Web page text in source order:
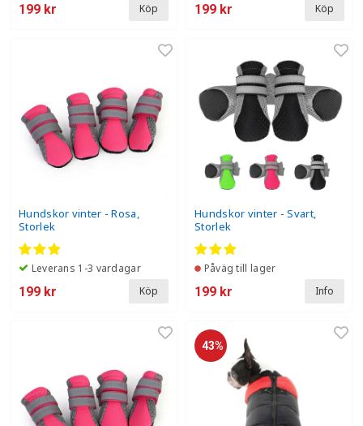
199 kr Köp 199 kr Köp
Hundskor vinter - Rosa,
Storlek
Leverans 1-3 vardagar
199 kr Köp
Hundskor vinter - Svart,
Storlek
Påväg till lager
199 kr Info
43%